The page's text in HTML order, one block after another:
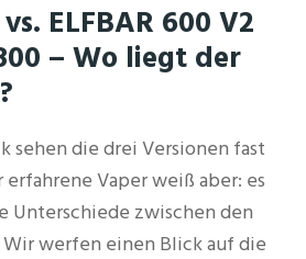
ELFBAR 600 V2
– Wo liegt der
sehen die drei Versionen fast
erfahrene Vaper weiß aber: es
zwischen den
Wir werfen einen Blick auf die